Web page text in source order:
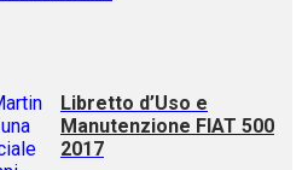
Libretto d’Uso e
Manutenzione FIAT 500
2017